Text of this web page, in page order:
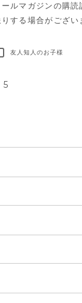
ールマガジンの購
する場合がござい
友人知人のお子様
5